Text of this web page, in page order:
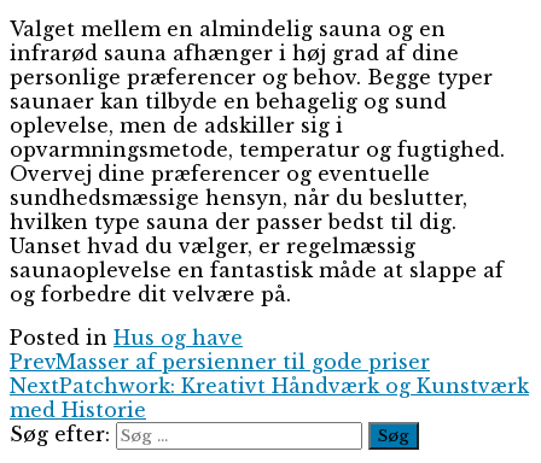
Valget mellem en almindelig sauna og en
infrarød sauna afhænger i høj grad af dine
personlige præferencer og behov. Begge typer
saunaer kan tilbyde en behagelig og sund
oplevelse, men de adskiller sig i
opvarmningsmetode, temperatur og fugtighed.
Overvej dine præferencer og eventuelle
sundhedsmæssige hensyn, når du beslutter,
hvilken type sauna der passer bedst til dig.
Uanset hvad du vælger, er regelmæssig
saunaoplevelse en fantastisk måde at slappe af
og forbedre dit velvære på.
Posted in Hus og have
PrevMasser af persienner til gode priser
NextPatchwork: Kreativt Håndværk og Kunstværk
med Historie
Søg efter: